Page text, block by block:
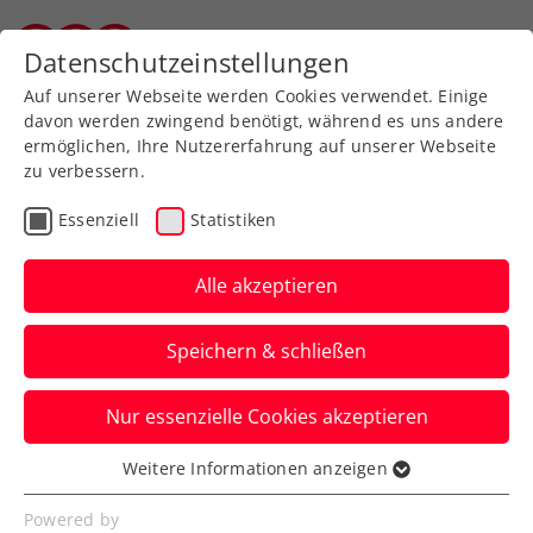
Zurück zur Newsübersicht
Turniere
NÖ Open powered by
EVN bleiben Fixpunkt im
Challenger-Tennis
Der ATP-100-Challenger beim TC Tulln
findet im Spätsommer bereits zum
sechsten Mal statt.
Verfasst von: Presseaussendung / Redaktion, 01.06.2026
Datenschutzeinstellungen
Auf unserer Webseite werden Cookies verwendet. Einige
davon werden zwingend benötigt, während es uns andere
ermöglichen, Ihre Nutzererfahrung auf unserer Webseite
zu verbessern.
Essenziell Statistiken
Alle akzeptieren
Speichern & schließen
Nur essenzielle Cookies akzeptieren
Essenziell
Essenzielle Cookies werden für grundlegende
Weitere Informationen anzeigen
Powered by